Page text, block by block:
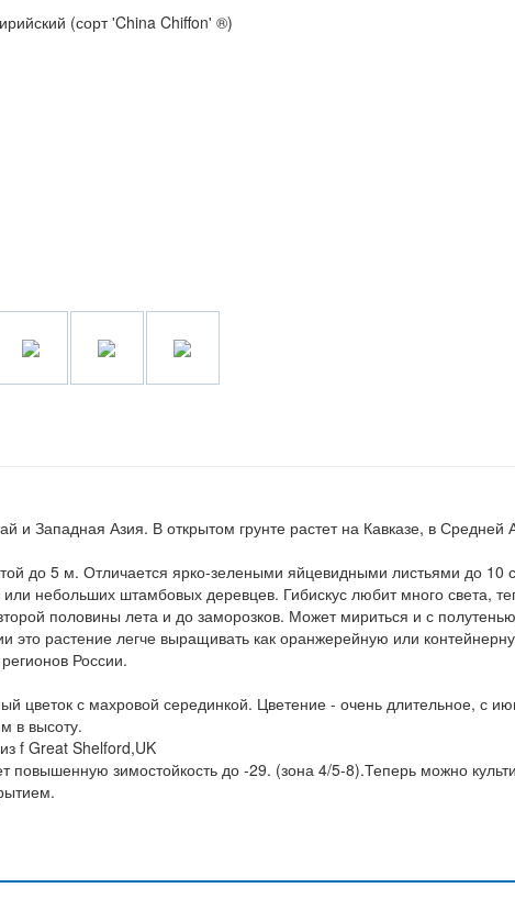
и Западная Азия. В открытом грунте растет на Кавказе, в
до 5 м. Отличается ярко-зелеными яйцевидными листьями до 10
небольших штамбовых деревцев. Гибискус любит много света,
половины лета и до заморозков. Может мириться и с
это растение легче выращивать как оранжерейную или
России.
цветок с махровой серединкой. Цветение - очень длительное, с
в высоту.
f Great Shelford,UK
зимостойкость до -29. (зона 4/5-8).Теперь можно